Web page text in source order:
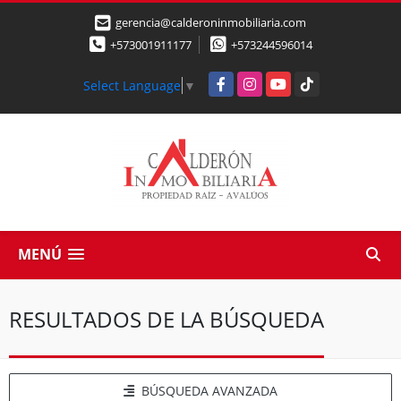
gerencia@calderoninmobiliaria.com
+573001911177
+573244596014
Select Language ▼ FacebookInstagramYouTubeTikTok
MENÚ
RESULTADOS DE LA BÚSQUEDA
BÚSQUEDA AVANZADA